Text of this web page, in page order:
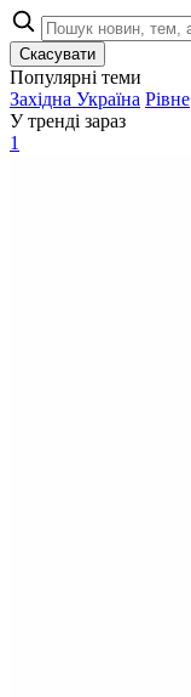
Скасувати
Популярні теми
Західна Україна Рівне
У тренді зараз
1